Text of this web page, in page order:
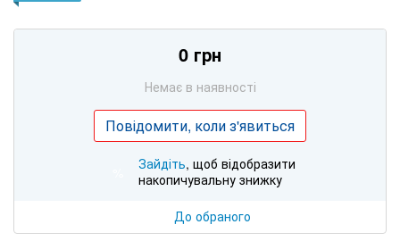
0 грн
Немає в наявності
Повідомити, коли з'явиться
Зайдіть, щоб відобразити
накопичувальну знижку
До обраного